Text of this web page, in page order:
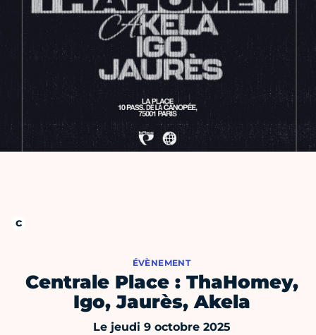
ÉVÈNEMENT
Centrale Place : ThaHomey,
Igo, Jaurès, Akela
Le jeudi 9 octobre 2025